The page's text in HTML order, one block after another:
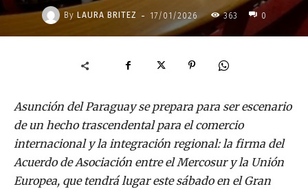
By LAURA BRITEZ - 17/01/2026 363 0
Asunción del Paraguay se prepara para ser escenario
de un hecho trascendental para el comercio
internacional y la integración regional: la firma del
Acuerdo de Asociación entre el Mercosur y la Unión
Europea, que tendrá lugar este sábado en el Gran